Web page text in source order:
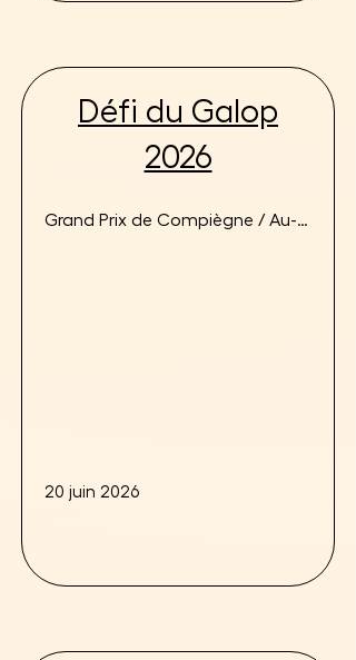
Défi du Galop
2026
Grand Prix de Compiègne / Au-
20 juin 2026